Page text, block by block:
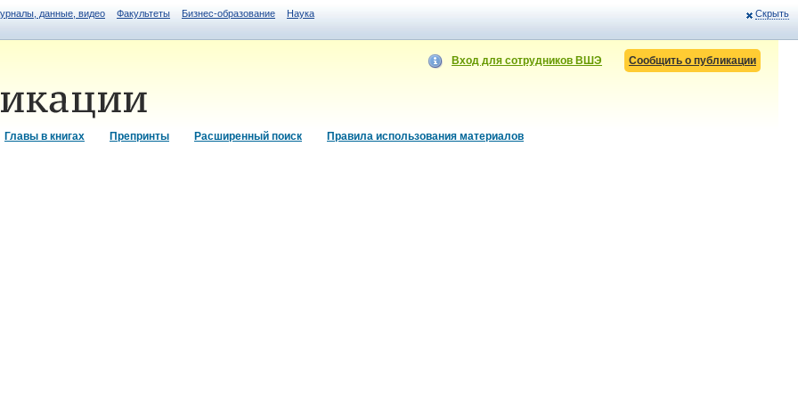
Скрыть
данные, видео Факультеты Бизнес-образование Наука
Сообщить о публикации
Вход для сотрудников ВШЭ
Главы в книгах Препринты Расширенный поиск Правила использования материалов